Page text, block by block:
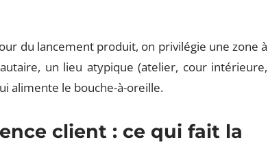
du lancement produit, on privilégie une zone à
un lieu atypique (atelier, cour intérieure,
alimente le bouche-à-oreille.
client : ce qui fait la